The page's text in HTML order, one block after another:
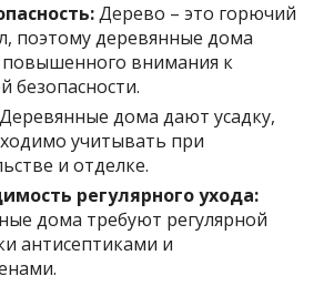
Дерево – это горючий
поэтому деревянные дома
внимания к
безопасности.
Деревянные дома дают усадку,
учитывать при
и отделке.
регулярного ухода:
дома требуют регулярной
антисептиками и